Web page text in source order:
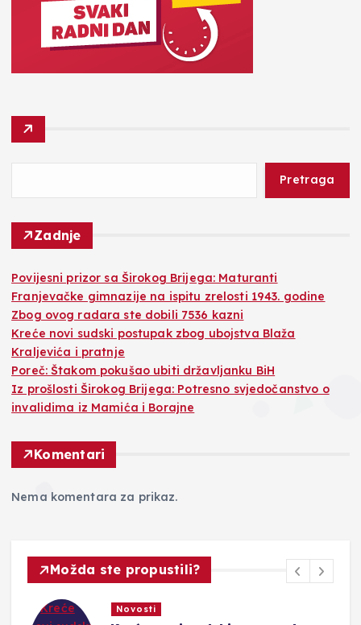
Pretraga
Zadnje
Povijesni prizor sa Širokog Brijega: Maturanti
Franjevačke gimnazije na ispitu zrelosti 1943. godine
Zbog ovog radara ste dobili 7536 kazni
Kreće novi sudski postupak zbog ubojstva Blaža
Kraljevića i pratnje
Poreč: Štakom pokušao ubiti državljanku BiH
Iz prošlosti Širokog Brijega: Potresno svjedočanstvo o
invalidima iz Mamića i Borajne
Komentari
Nema komentara za prikaz.
Možda ste propustili?
Crna kronika